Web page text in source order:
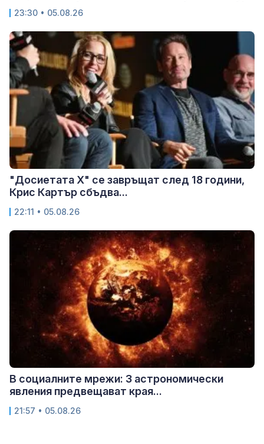
23:30 • 05.08.26
"Досиетата Х" се завръщат след 18 години,
Крис Картър сбъдва...
22:11 • 05.08.26
В социалните мрежи: 3 астрономически
явления предвещават края...
21:57 • 05.08.26